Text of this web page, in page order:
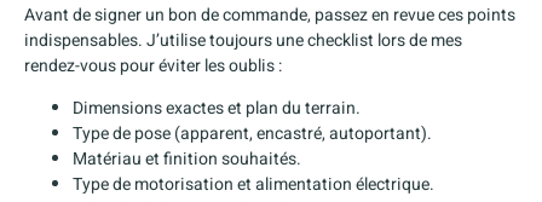
Avant de signer un bon de commande, passez en revue ces points
indispensables. J’utilise toujours une checklist lors de mes
rendez-vous pour éviter les oublis :
Dimensions exactes et plan du terrain.
Type de pose (apparent, encastré, autoportant).
Matériau et finition souhaités.
Type de motorisation et alimentation électrique.